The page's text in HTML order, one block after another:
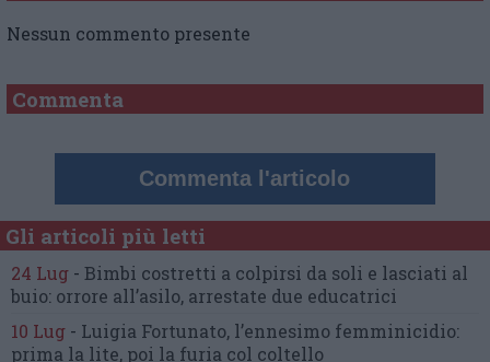
Nessun commento presente
Commenta
Commenta l'articolo
Gli articoli più letti
24 Lug - Bimbi costretti a colpirsi da soli e lasciati al
buio: orrore all’asilo, arrestate due educatrici
10 Lug - Luigia Fortunato, l’ennesimo femminicidio:
prima la lite, poi la furia col coltello